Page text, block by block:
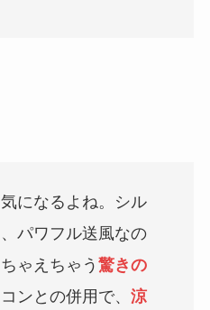
になるよね。シル
パワフル送風なの
ゃえちゃう驚きの
ンとの併用で、 涼